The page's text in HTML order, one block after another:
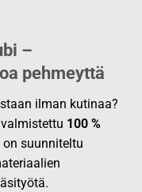
–
pehmeyttä
ilman kutinaa?
100 %
on suunniteltu